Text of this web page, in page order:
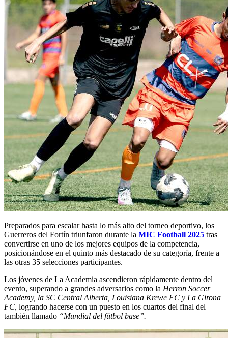
Preparados para escalar hasta lo más alto del torneo deportivo, los
Guerreros del Fortín triunfaron durante la MIC Football 2025 tras
convertirse en uno de los mejores equipos de la competencia,
posicionándose en el quinto más destacado de su categoría, frente a
las otras 35 selecciones participantes.
Los jóvenes de La Academia ascendieron rápidamente dentro del
evento, superando a grandes adversarios como la Herron Soccer
Academy, la SC Central Alberta, Louisiana Krewe FC y La Girona
FC, logrando hacerse con un puesto en los cuartos del final del
también llamado “Mundial del fútbol base”.